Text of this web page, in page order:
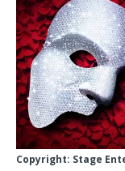
Copyright: Stage